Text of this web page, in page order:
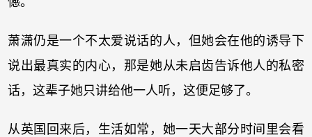
萧潇仍是一个不太爱说话的人，但她会在他的诱导下
说出最真实的内心，那是她从未启齿告诉他人的私密
话，这辈子她只讲给他一人听，这便足够了。
从英国回来后，生活如常，她一天大部分时间里会看